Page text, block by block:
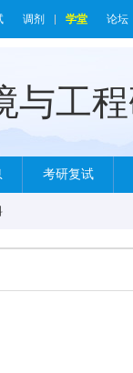
调剂 学堂 论坛
考研复试